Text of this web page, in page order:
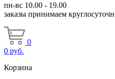
пн-вс 10.00 - 19.00
заказы принимаем
0
0 руб.
Корзина